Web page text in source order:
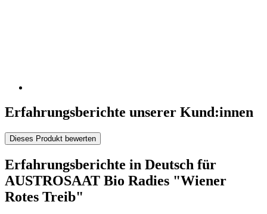
Erfahrungsberichte unserer Kund:innen
Dieses Produkt bewerten
Erfahrungsberichte in Deutsch für
AUSTROSAAT Bio Radies "Wiener
Rotes Treib"